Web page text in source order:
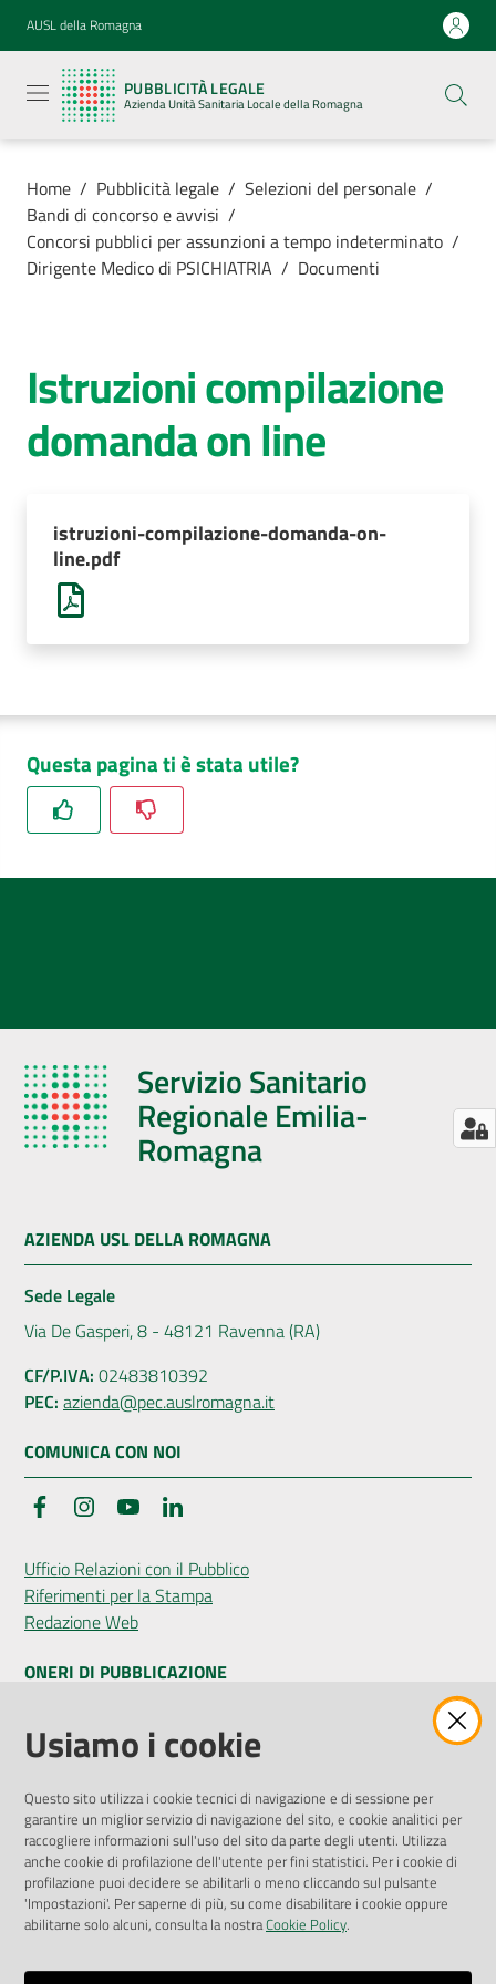
Vai al contenuto
Vai alla navigazione
Vai al footer
AUSL della Romagna
PUBBLICITÀ LEGALE
Azienda Unità Sanitaria Locale della Romagna
legale
Azienda
Unità
Locale della
Servizi
Luoghi di
cura
AUSL
Comunica
Home / Pubblicità legale / Selezioni del personale /
Bandi di concorso e avvisi /
Concorsi pubblici per assunzioni a tempo indeterminato /
Dirigente Medico di PSICHIATRIA / Documenti
Istruzioni compilazione
domanda on line
istruzioni-compilazione-domanda-on-
line.pdf
Questa pagina ti è stata utile?
Servizio Sanitario
Regionale Emilia-
Romagna
AZIENDA USL DELLA ROMAGNA
Sede Legale
Via De Gasperi, 8 - 48121 Ravenna (RA)
CF/P.IVA: 02483810392
PEC: azienda@pec.auslromagna.it
COMUNICA CON NOI
FacebookInstagramYouTube
Ufficio Relazioni con il Pubblico
Riferimenti per la Stampa
Redazione Web
ONERI DI PUBBLICAZIONE
Amministrazione Trasparente
Pubblicità legale
Privacy Policy
Attuazione Misure PNRR
Liste di Attesa
ENTI, IMPRESE E PARTNER
Fatturazione Elettronica
Usiamo i cookie
Questo sito utilizza i cookie tecnici di navigazione e di sessione per
garantire un miglior servizio di navigazione del sito, e cookie analitici per
raccogliere informazioni sull'uso del sito da parte degli utenti. Utilizza
anche cookie di profilazione dell'utente per fini statistici. Per i cookie di
profilazione puoi decidere se abilitarli o meno cliccando sul pulsante
'Impostazioni'. Per saperne di più, su come disabilitare i cookie oppure
abilitarne solo alcuni, consulta la nostraCookie Policy.